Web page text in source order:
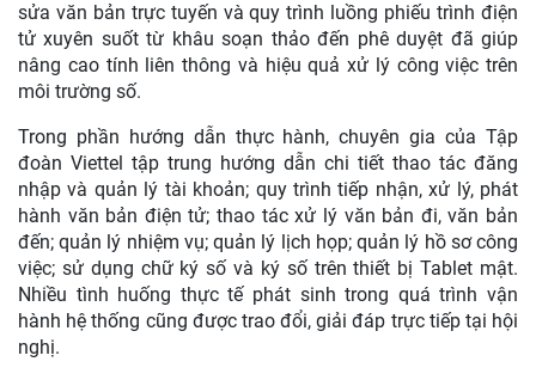
sửa văn bản trực tuyến và quy trình luồng phiếu trình điện
tử xuyên suốt từ khâu soạn thảo đến phê duyệt đã giúp
nâng cao tính liên thông và hiệu quả xử lý công việc trên
môi trường số.
Trong phần hướng dẫn thực hành, chuyên gia của Tập
đoàn Viettel tập trung hướng dẫn chi tiết thao tác đăng
nhập và quản lý tài khoản; quy trình tiếp nhận, xử lý, phát
hành văn bản điện tử; thao tác xử lý văn bản đi, văn bản
đến; quản lý nhiệm vụ; quản lý lịch họp; quản lý hồ sơ công
việc; sử dụng chữ ký số và ký số trên thiết bị Tablet mật.
Nhiều tình huống thực tế phát sinh trong quá trình vận
hành hệ thống cũng được trao đổi, giải đáp trực tiếp tại hội
nghị.